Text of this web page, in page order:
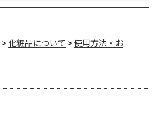
>化粧品について >使用方法・お